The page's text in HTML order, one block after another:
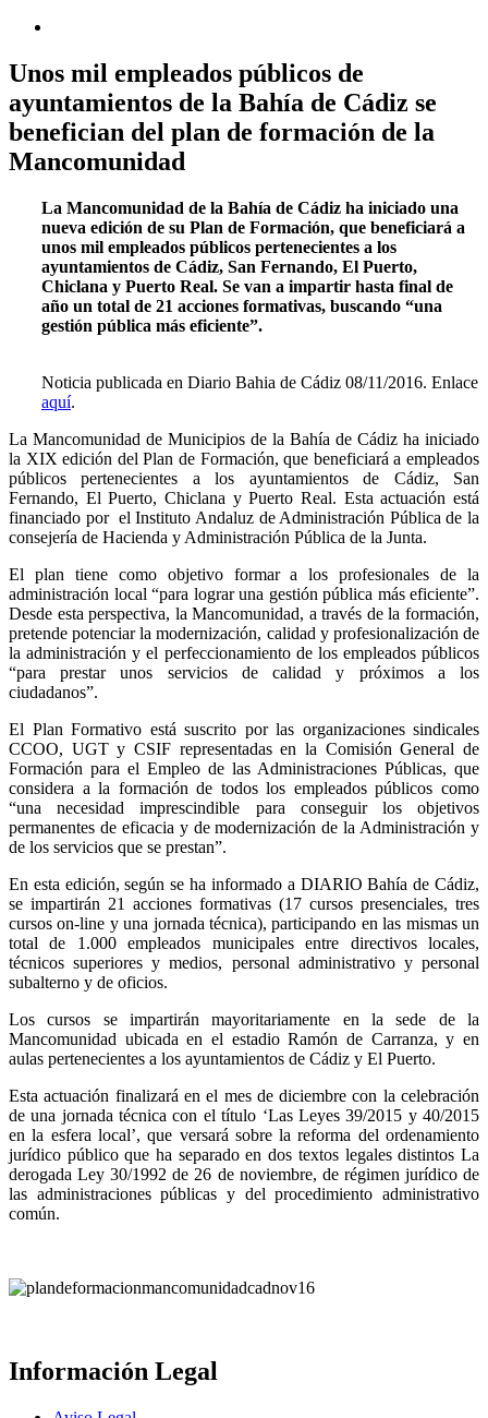
Unos mil empleados públicos de
ayuntamientos de la Bahía de Cádiz se
benefician del plan de formación de la
Mancomunidad
La Mancomunidad de la Bahía de Cádiz ha iniciado una
nueva edición de su Plan de Formación, que beneficiará a
unos mil empleados públicos pertenecientes a los
ayuntamientos de Cádiz, San Fernando, El Puerto,
Chiclana y Puerto Real. Se van a impartir hasta final de
año un total de 21 acciones formativas, buscando “una
gestión pública más eficiente”.
Noticia publicada en Diario Bahia de Cádiz 08/11/2016. Enlace
aquí.
La Mancomunidad de Municipios de la Bahía de Cádiz ha iniciado
la XIX edición del Plan de Formación, que beneficiará a empleados
públicos pertenecientes a los ayuntamientos de Cádiz, San
Fernando, El Puerto, Chiclana y Puerto Real. Esta actuación está
financiado por el Instituto Andaluz de Administración Pública de la
consejería de Hacienda y Administración Pública de la Junta.
El plan tiene como objetivo formar a los profesionales de la
administración local “para lograr una gestión pública más eficiente”.
Desde esta perspectiva, la Mancomunidad, a través de la formación,
pretende potenciar la modernización, calidad y profesionalización de
la administración y el perfeccionamiento de los empleados públicos
“para prestar unos servicios de calidad y próximos a los
ciudadanos”.
El Plan Formativo está suscrito por las organizaciones sindicales
CCOO, UGT y CSIF representadas en la Comisión General de
Formación para el Empleo de las Administraciones Públicas, que
considera a la formación de todos los empleados públicos como
“una necesidad imprescindible para conseguir los objetivos
permanentes de eficacia y de modernización de la Administración y
de los servicios que se prestan”.
En esta edición, según se ha informado a DIARIO Bahía de Cádiz,
se impartirán 21 acciones formativas (17 cursos presenciales, tres
cursos on-line y una jornada técnica), participando en las mismas un
total de 1.000 empleados municipales entre directivos locales,
técnicos superiores y medios, personal administrativo y personal
subalterno y de oficios.
Los cursos se impartirán mayoritariamente en la sede de la
Mancomunidad ubicada en el estadio Ramón de Carranza, y en
aulas pertenecientes a los ayuntamientos de Cádiz y El Puerto.
Esta actuación finalizará en el mes de diciembre con la celebración
de una jornada técnica con el título ‘Las Leyes 39/2015 y 40/2015
en la esfera local’, que versará sobre la reforma del ordenamiento
jurídico público que ha separado en dos textos legales distintos La
derogada Ley 30/1992 de 26 de noviembre, de régimen jurídico de
las administraciones públicas y del procedimiento administrativo
común.
Información Legal